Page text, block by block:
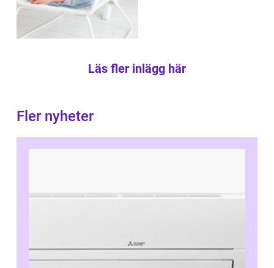
Läs fler inlägg här
Fler nyheter